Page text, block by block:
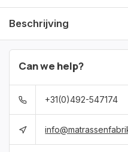
Beschrijving
Can we help?
+31(0)492-547174